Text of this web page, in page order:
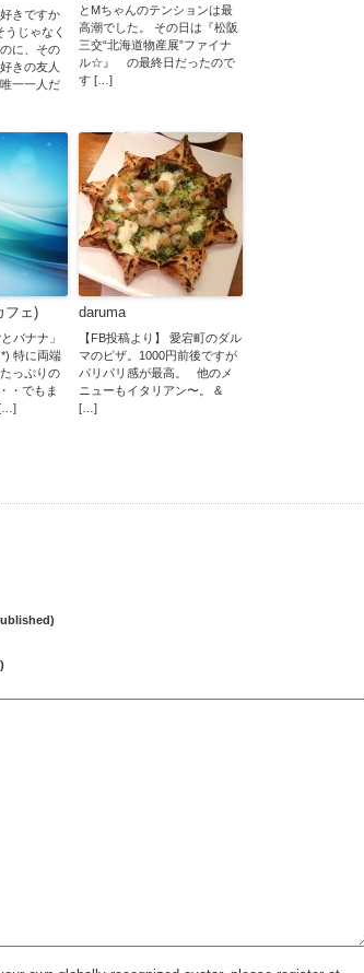
きですか
じゃなく
に、その
きの友人
一一人だ
とMちゃんのテンションは最
高潮でした。 その日は『松阪
三交“北海道物産展”ファイナ
ル☆』 の最終日だったので
す […]
フェ)
バナナ」
特に両端
っぷりの
・でもま
[…]
daruma
【FB投稿より】 愛宕町のダル
マのピザ。1000円前後ですが
パリパリ感が最高。 他のメ
ニューもイタリアン〜。 &
[…]